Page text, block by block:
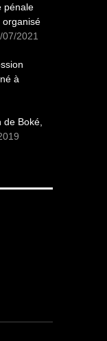
pénale
organisé
07/2021
à
Boké,